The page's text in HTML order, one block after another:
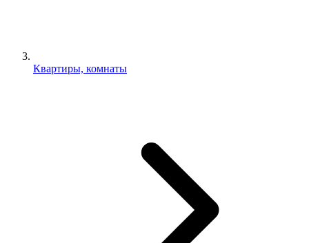
Квартиры, комнаты